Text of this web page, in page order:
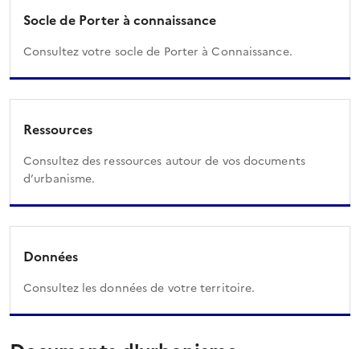
Socle de Porter à connaissance
Consultez votre socle de Porter à Connaissance.
Ressources
Consultez des ressources autour de vos documents
d’urbanisme.
Données
Consultez les données de votre territoire.